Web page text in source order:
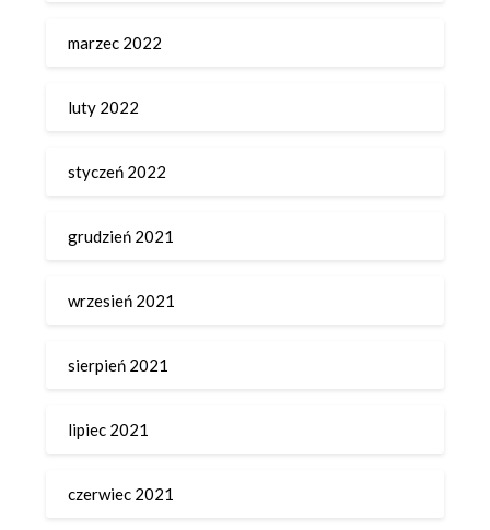
marzec 2022
luty 2022
styczeń 2022
grudzień 2021
wrzesień 2021
sierpień 2021
lipiec 2021
czerwiec 2021